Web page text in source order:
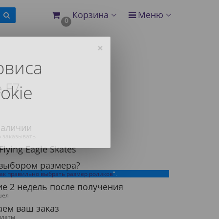
0 Корзина Меню
Eagle Skates
размера?
правильно выбрать размер роликов".
2 недель после получения
ваш заказ
×